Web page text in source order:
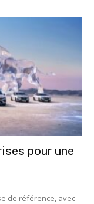
pour une
de référence, avec